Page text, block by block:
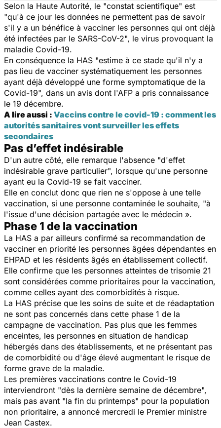
Selon la Haute Autorité, le "constat scientifique" est
"qu'à ce jour les données ne permettent pas de savoir
s'il y a un bénéfice à vacciner les personnes qui ont déjà
été infectées par le SARS-CoV-2", le virus provoquant la
maladie Covid-19.
En conséquence la HAS "estime à ce stade qu'il n'y a
pas lieu de vacciner systématiquement les personnes
ayant déjà développé une forme symptomatique de la
Covid-19", dans un avis dont l'AFP a pris connaissance
le 19 décembre.
A lire aussi : Vaccins contre le covid-19 : comment les
autorités sanitaires vont surveiller les effets
secondaires
Pas d’effet indésirable
D'un autre côté, elle remarque l'absence "d'effet
indésirable grave particulier", lorsque qu'une personne
ayant eu la Covid-19 se fait vacciner.
Elle en conclut donc que rien ne s'oppose à une telle
vaccination, si une personne contaminée le souhaite, "à
l'issue d'une décision partagée avec le médecin ».
Phase 1 de la vaccination
La HAS a par ailleurs confirmé sa recommandation de
vacciner en priorité les personnes âgées dépendantes en
EHPAD et les résidents âgés en établissement collectif.
Elle confirme que les personnes atteintes de trisomie 21
sont considérées comme prioritaires pour la vaccination,
comme celles ayant des comorbidités à risque.
La HAS précise que les soins de suite et de réadaptation
ne sont pas concernés dans cette phase 1 de la
campagne de vaccination. Pas plus que les femmes
enceintes, les personnes en situation de handicap
hébergés dans des établissements, et ne présentant pas
de comorbidité ou d'âge élevé augmentant le risque de
forme grave de la maladie.
Les premières vaccinations contre le Covid-19
interviendront "dès la dernière semaine de décembre",
mais pas avant "la fin du printemps" pour la population
non prioritaire, a annoncé mercredi le Premier ministre
Jean Castex.